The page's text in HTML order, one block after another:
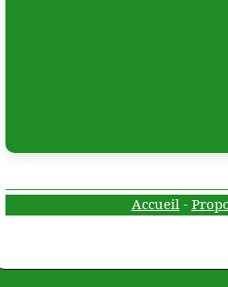
Accueil-